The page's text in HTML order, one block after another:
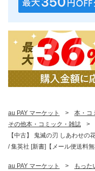
au PAY マーケット > 本・コ
その他本・コミック・雑誌
>
【中古】 鬼滅の刃 しあわせの
/ 集英社 [新書]【メール便送料無
au PAY マーケット > もった